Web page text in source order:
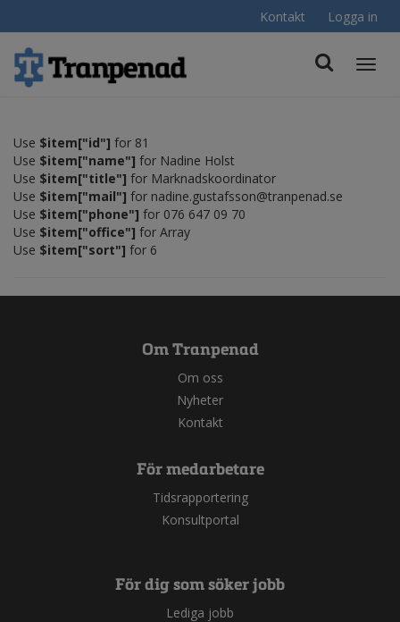
Logga in
Kontakt
Use $item["id"] for 81
Use $item["name"] for Nadine Holst
Use $item["title"] for Marknadskoordinator
Use $item["mail"] for nadine.gustafsson@tranpenad.se
Use $item["phone"] for 076 647 09 70
Use $item["office"] for Array
Use $item["sort"] for 6
Om Tranpenad
Om oss
Nyheter
Kontakt
För medarbetare
Tidsrapportering
Konsultportal
För dig som söker jobb
Lediga jobb